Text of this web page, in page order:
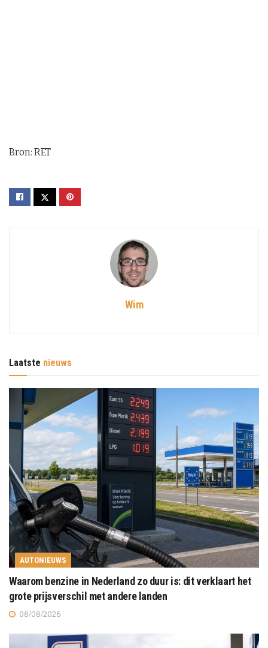
Bron: RET
Wim
Laatste nieuws
AUTONIEUWS
Waarom benzine in Nederland zo duur is: dit verklaart het
grote prijsverschil met andere landen
08/08/2026